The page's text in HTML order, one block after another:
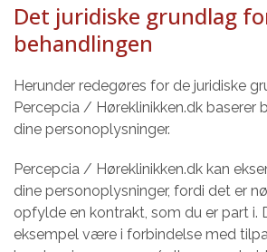
Det juridiske grundlag
behandlingen
Herunder redegøres for de juridiske
Percepcia / Høreklinikken.dk baserer
dine personoplysninger.
Percepcia / Høreklinikken.dk kan
dine personoplysninger, fordi det er
opfylde en kontrakt, som du er part i.
eksempel være i forbindelse med